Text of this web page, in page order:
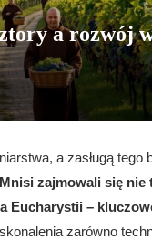
a rozwój
a zasługą tego
Mnisi zajmowali się nie
Eucharystii –
zarówno